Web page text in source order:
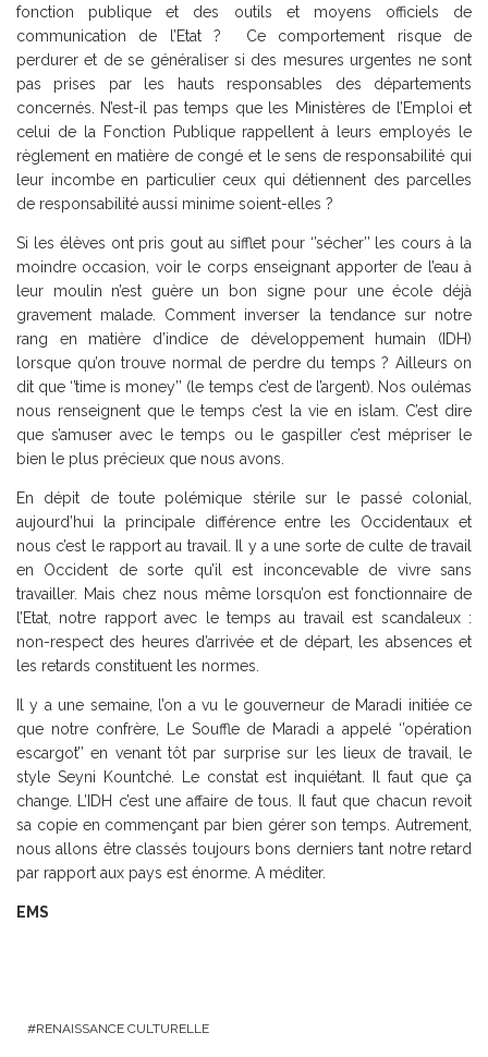
fonction publique et des outils et moyens officiels de
communication de l’Etat ? Ce comportement risque de
perdurer et de se généraliser si des mesures urgentes ne sont
pas prises par les hauts responsables des départements
concernés. N’est-il pas temps que les Ministères de l’Emploi et
celui de la Fonction Publique rappellent à leurs employés le
règlement en matière de congé et le sens de responsabilité qui
leur incombe en particulier ceux qui détiennent des parcelles
de responsabilité aussi minime soient-elles ?
Si les élèves ont pris gout au sifflet pour ‘’sécher’’ les cours à la
moindre occasion, voir le corps enseignant apporter de l’eau à
leur moulin n’est guère un bon signe pour une école déjà
gravement malade. Comment inverser la tendance sur notre
rang en matière d’indice de développement humain (IDH)
lorsque qu’on trouve normal de perdre du temps ? Ailleurs on
dit que ‘’time is money’’ (le temps c’est de l’argent). Nos oulémas
nous renseignent que le temps c’est la vie en islam. C’est dire
que s’amuser avec le temps ou le gaspiller c’est mépriser le
bien le plus précieux que nous avons.
En dépit de toute polémique stérile sur le passé colonial,
aujourd’hui la principale différence entre les Occidentaux et
nous c’est le rapport au travail. Il y a une sorte de culte de travail
en Occident de sorte qu’il est inconcevable de vivre sans
travailler. Mais chez nous même lorsqu’on est fonctionnaire de
l’Etat, notre rapport avec le temps au travail est scandaleux :
non-respect des heures d’arrivée et de départ, les absences et
les retards constituent les normes.
Il y a une semaine, l’on a vu le gouverneur de Maradi initiée ce
que notre confrère, Le Souffle de Maradi a appelé ‘’opération
escargot’’ en venant tôt par surprise sur les lieux de travail, le
style Seyni Kountché. Le constat est inquiétant. Il faut que ça
change. L’IDH c’est une affaire de tous. Il faut que chacun revoit
sa copie en commençant par bien gérer son temps. Autrement,
nous allons être classés toujours bons derniers tant notre retard
par rapport aux pays est énorme. A méditer.
EMS
RENAISSANCE CULTURELLE